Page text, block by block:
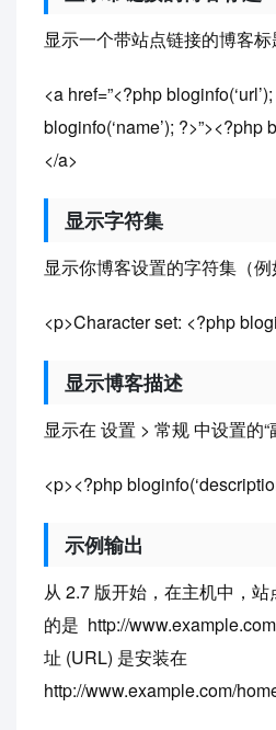
显示一个带站点链接的博客标
<a href=”<?php
bloginfo(‘name’); ?>”><?php
</a>
显示字符集
显示你博客设置的字符集（例
<p>Character set: <?php
显示博客描述
显示在 设置 > 常规 中设置的“
<p><?php
示例输出
从 2.7 版开始，在主机中，
的是 http://
址 (URL) 是安装在
http://www.example.com/